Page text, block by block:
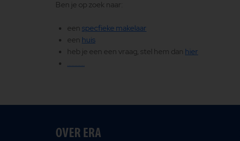
Ben je op zoek naar:
eenspecfieke makelaar
een huis
heb je een een vraag, stel hem dan hier
............
OVER ERA